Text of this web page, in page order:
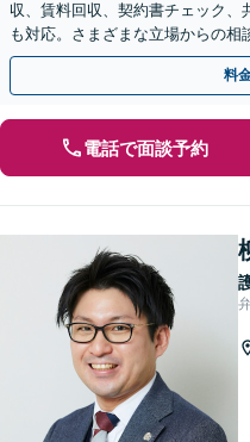
収、賃料回収、契約書チェック、
も対応。さまざまな立場からの相
【完全個室】
料
電話で面談予約